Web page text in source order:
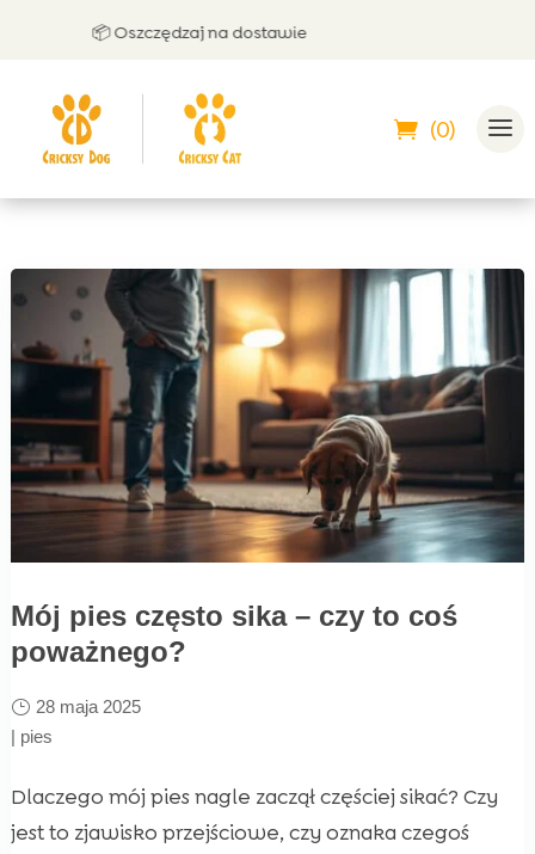
📦 Oszczędzaj na dostawie
(0)
Mój pies często sika – czy to coś
poważnego?
28 maja 2025
| pies
Dlaczego mój pies nagle zaczął częściej sikać? Czy
jest to zjawisko przejściowe, czy oznaka czegoś